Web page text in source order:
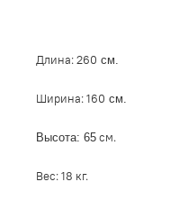
Длина: 260 см.
Ширина: 160 см.
Высота: 65 см.
Вес: 18 кг.